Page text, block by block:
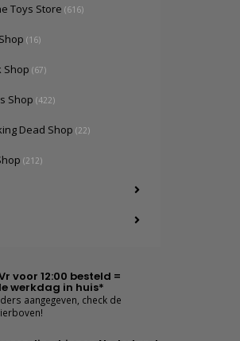
Toys Store (616)
(16)
Shop (67)
Shop (422)
Dead Shop (22)
(212)
voor 12:00 besteld =
werkdag in huis*
aangegeven, check de